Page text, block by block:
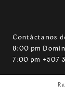
Contáctanos
8:00 pm
7:00 pm +507